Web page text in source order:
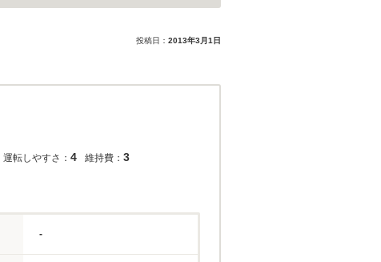
投稿日： 2013年3月1日
運転しやすさ： 4 維持費： 3
-